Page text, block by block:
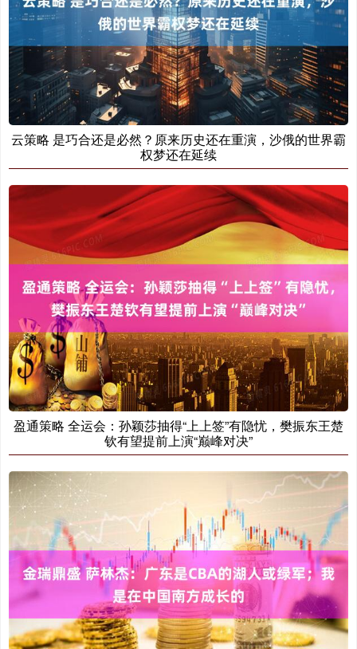
云策略 是巧合还是必然？原来历史还在重演，沙俄的世界霸
权梦还在延续
盈通策略 全运会：孙颖莎抽得“上上签”有隐忧，樊振东王楚
钦有望提前上演“巅峰对决”